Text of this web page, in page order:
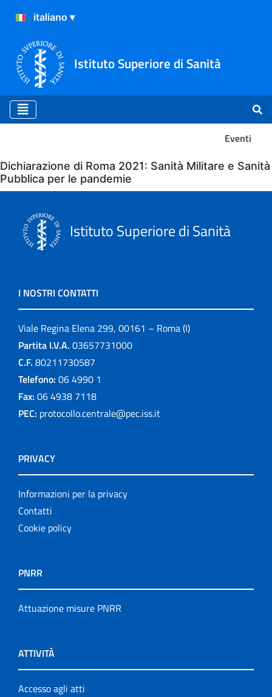
Istituto Superiore di Sanità
Eventi
Eventi
Dichiarazione di Roma 2021: Sanità Militare e Sanità
Pubblica per le pandemie
Istituto Superiore di Sanità
I NOSTRI CONTATTI
Viale Regina Elena 299, 00161 – Roma (I)
Partita I.V.A. 03657731000
C.F. 80211730587
Telefono: 06 4990 1
Fax: 06 4938 7118
PEC: protocollo.centrale@pec.iss.it
PRIVACY
Informazioni per la privacy
Contatti
Cookie policy
PNRR
Attuazione misure PNRR
ATTIVITÀ
Accesso agli atti